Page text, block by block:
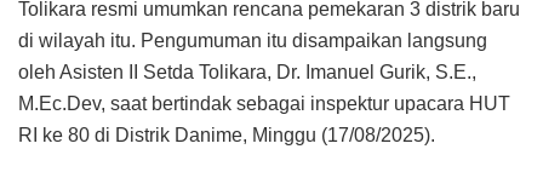
Tolikara resmi umumkan rencana pemekaran 3 distrik baru
di wilayah itu. Pengumuman itu disampaikan langsung
oleh Asisten II Setda Tolikara, Dr. Imanuel Gurik, S.E.,
M.Ec.Dev, saat bertindak sebagai inspektur upacara HUT
RI ke 80 di Distrik Danime, Minggu (17/08/2025).